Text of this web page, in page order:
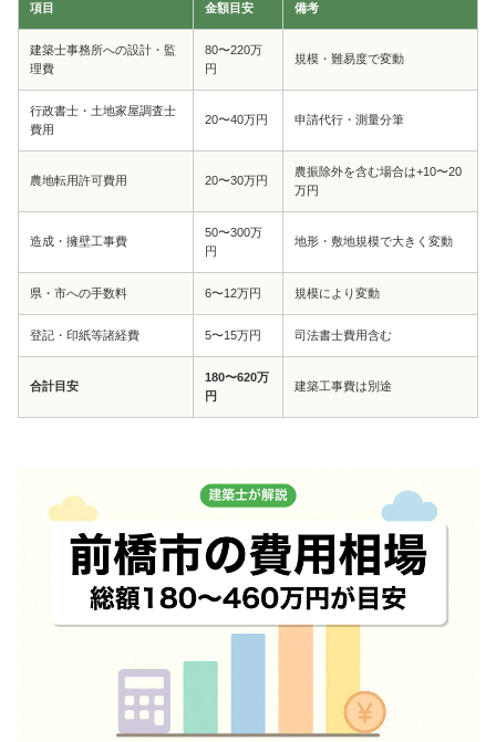
項目 金額目安 備考
建築士事務所への設計・監
理費
80〜220万
円
規模・難易度で変動
行政書士・土地家屋調査士
費用
20〜40万円 申請代行・測量分筆
農地転用許可費用 20〜30万円
農振除外を含む場合は+10〜20
万円
造成・擁壁工事費
50〜300万
円
地形・敷地規模で大きく変動
県・市への手数料 6〜12万円 規模により変動
登記・印紙等諸経費 5〜15万円 司法書士費用含む
合計目安
180〜620万
円
建築工事費は別途